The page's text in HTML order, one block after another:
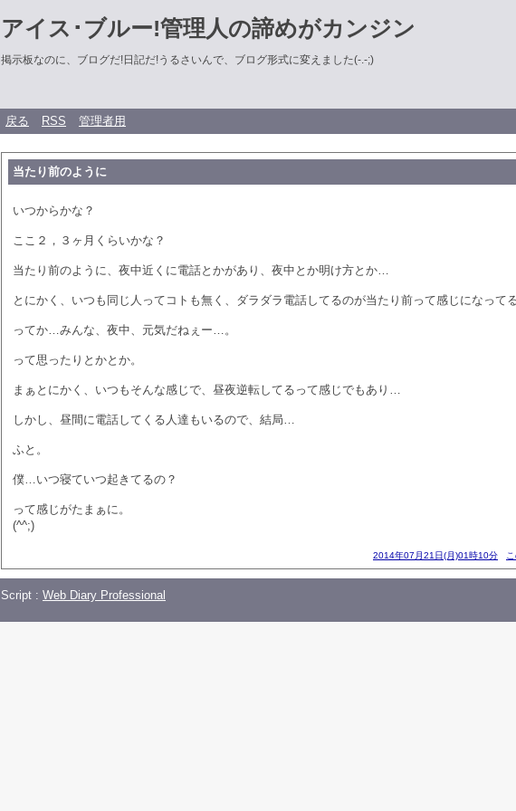
アイス･ブルー!管理人の諦めがカンジン
掲示板なのに、ブログだ!日記だ!うるさいんで、ブログ形式に変えました(-.-;)
戻る RSS 管理者用
当たり前のように
いつからかな？
ここ２，３ヶ月くらいかな？
当たり前のように、夜中近くに電話とかがあり、夜中とか明け方とか…
とにかく、いつも同じ人ってコトも無く、ダラダラ電話してるのが当たり前って感じになって
ってか…みんな、夜中、元気だねぇー…。
って思ったりとかとか。
まぁとにかく、いつもそんな感じで、昼夜逆転してるって感じでもあり…
しかし、昼間に電話してくる人達もいるので、結局…
ふと。
僕…いつ寝ていつ起きてるの？
って感じがたまぁに。
(^^;)
2014年07月21日(月)01時10分
Script : Web Diary Professional